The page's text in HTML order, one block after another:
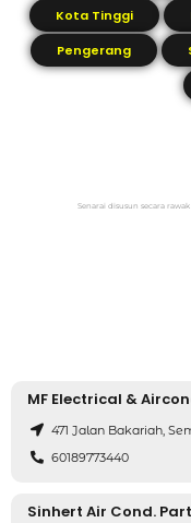
Kota Tinggi
Pengerang
Senarai disusun secara
MF Electrical &
471 Jalan Bakariah,
60189773440
Sinhert Air Cond.